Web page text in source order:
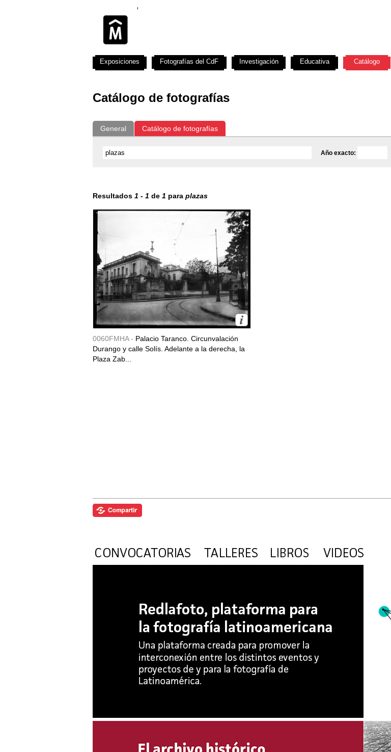
Catálogo de fotografías
General Catálogo de fotografías
Año exacto:
Resultados 1 - 1 de 1 para plazas
0060FMHA - Palacio Taranco. Circunvalación
Durango y calle Solís. Adelante a la derecha, la
Plaza Zab...
Exposiciones Fotografías del CdF Investigación Educativa Catálogo